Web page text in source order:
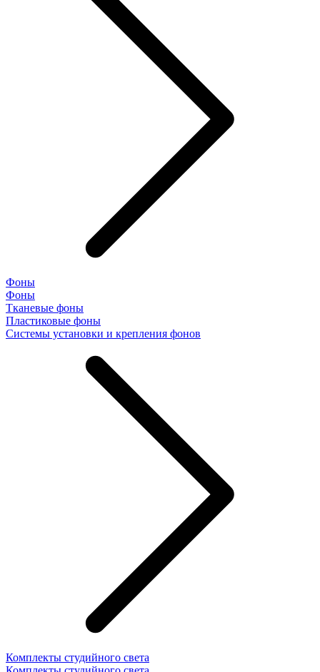
Фоны
Фоны
Тканевые фоны
Пластиковые фоны
Системы установки и крепления фонов
Комплекты студийного света